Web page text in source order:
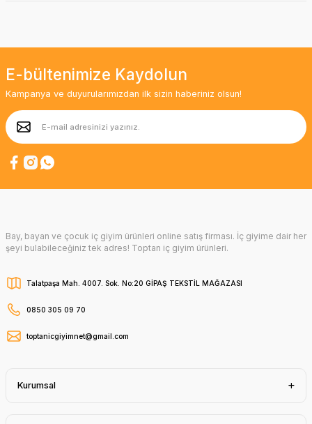
E-bültenimize Kaydolun
Kampanya ve duyurularımızdan ilk sizin haberiniz olsun!
Bay, bayan ve çocuk iç giyim ürünleri online satış firması. İç giyime dair her
şeyi bulabileceğiniz tek adres! Toptan iç giyim ürünleri.
Talatpaşa Mah. 4007. Sok. No:20 GİPAŞ TEKSTİL MAĞAZASI
0850 305 09 70
toptanicgiyimnet@gmail.com
Kurumsal